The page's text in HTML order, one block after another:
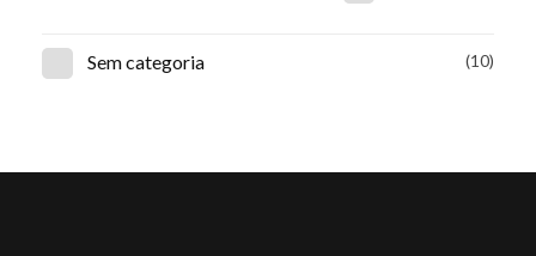
Sem categoria (10)